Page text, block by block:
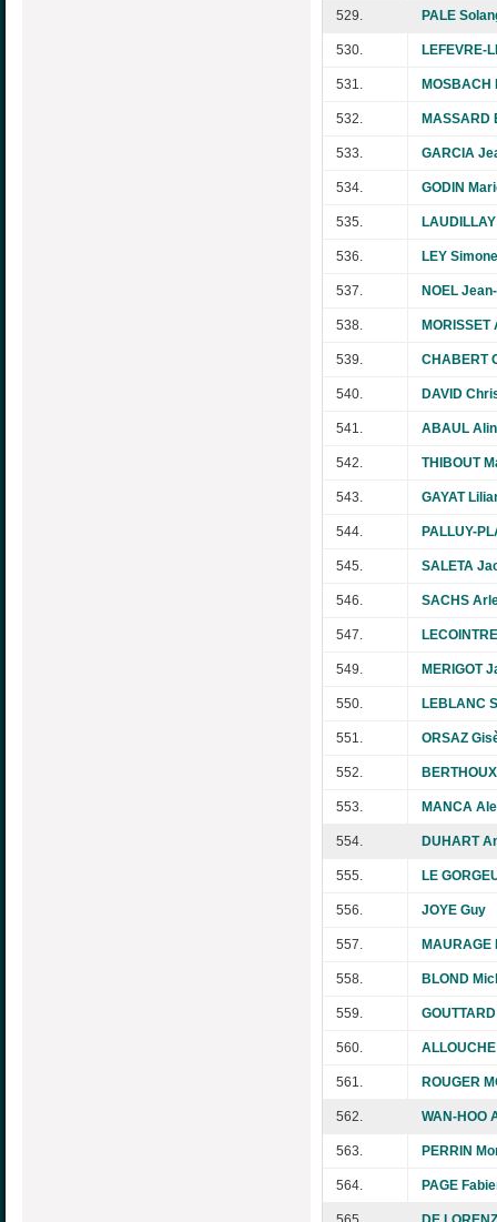
529. PALE
530. LEFEVRE-
531. MOSBACH
532. MASSARD
533. GARCIA
534. GODIN
535.
536. LEY Simone
537. NOEL
538.
539. CHABERT
540. DAVID
541. ABAUL
542. THIBOUT
543. GAYAT
544. PALLUY-
545. SALETA
546. SACHS
547.
549. MERIGOT
550. LEBLANC
551. ORSAZ
552.
553. MANCA
554. DUHART
555. LE
556. JOYE Guy
557. MAURAGE
558. BLOND
559.
560.
561. ROUGER
562. WAN-HOO
563. PERRIN
564. PAGE